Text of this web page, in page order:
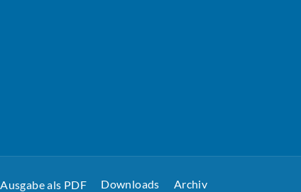
als PDF Downloads Archiv